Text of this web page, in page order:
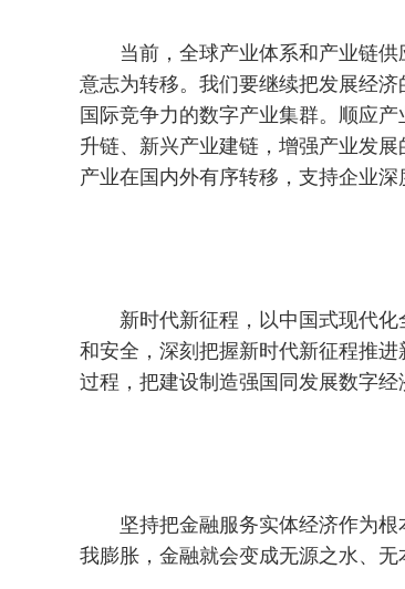
当前，全球产业体系和产业链
意志为转移。我们要继续把发展经
国际竞争力的数字产业集群。顺应
升链、新兴产业建链，增强产业发
产业在国内外有序转移，支持企业
新时代新征程，以中国式现代
和安全，深刻把握新时代新征程推
过程，把建设制造强国同发展数字
坚持把金融服务实体经济作为
我膨胀，金融就会变成无源之水、